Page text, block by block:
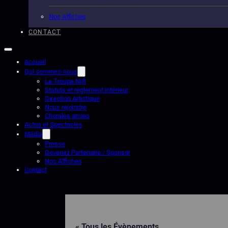
Nos Affiches
CONTACT
Accueil
Qui sommes-nous
La Troupe NIR
Statuts et règlement intérieur
Direction Artistique
Nous rejoindre
Chorales amies
Actus et Spectacles
Média
Presse
Devenez Partenaire / Sponsor
Nos Affiches
Contact